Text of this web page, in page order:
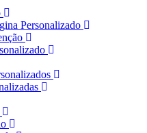
Personalizado